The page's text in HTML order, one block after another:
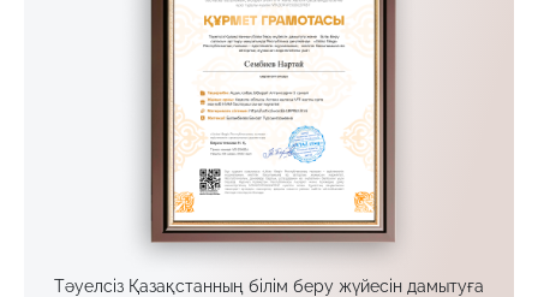
Тәуелсіз Қазақстанның білім беру жүйесін дамытуға